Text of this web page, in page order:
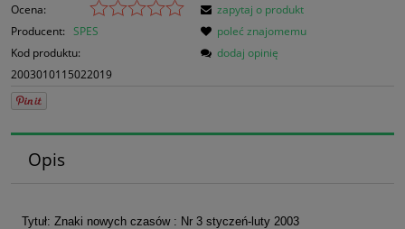
Ocena:
Producent: SPES
Kod produktu:
2003010115022019
zapytaj o produkt
poleć znajomemu
dodaj opinię
Opis
Tytuł: Znaki nowych czasów : Nr 3 styczeń-luty 2003